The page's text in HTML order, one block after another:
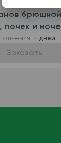
брюшной
почек и
- дней
Заказать